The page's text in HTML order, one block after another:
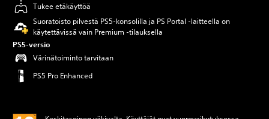
Tukee etäkäyttöä
Suoratoisto pilvestä PS5-konsolilla ja PS Portal ‑laitteella on
käytettävissä vain Premium ‑tilauksella
PS5-versio
Värinätoiminto tarvitaan
PS5 Pro Enhanced